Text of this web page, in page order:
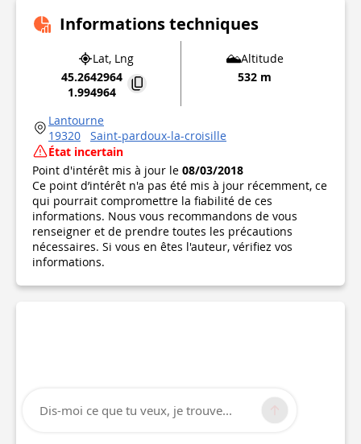
Informations techniques
Lat, Lng
45.2642964
1.994964
Altitude
532 m
Lantourne
19320
Saint-pardoux-la-croisille
État incertain
Point d'intérêt mis à jour le 08/03/2018
Ce point d’intérêt n'a pas été mis à jour récemment, ce
qui pourrait compromettre la fiabilité de ces
informations. Nous vous recommandons de vous
renseigner et de prendre toutes les précautions
nécessaires. Si vous en êtes l'auteur, vérifiez vos
informations.
Dis-moi ce que tu veux, je trouve...